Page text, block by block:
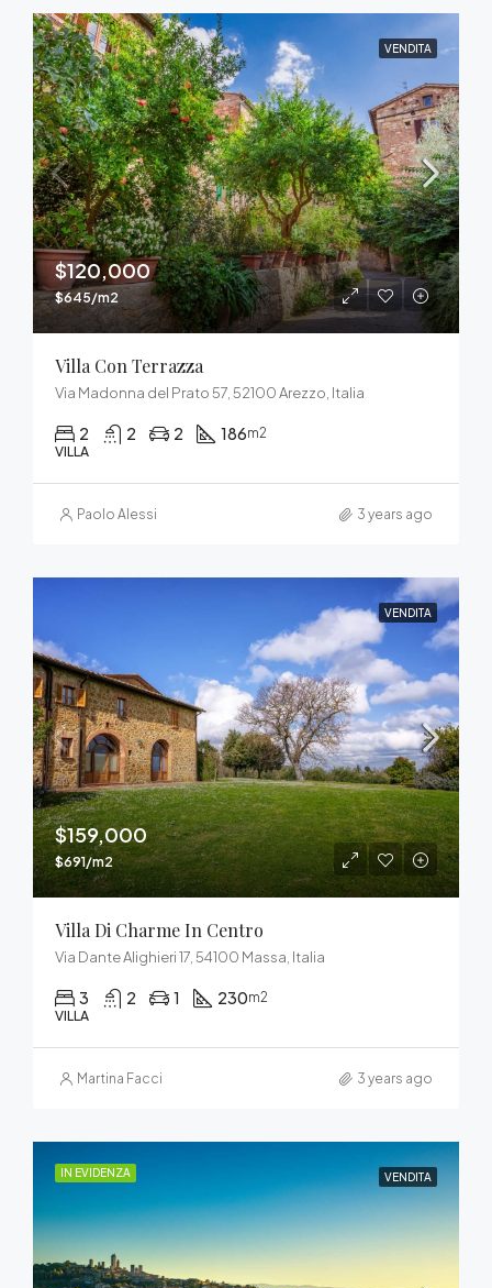
VENDITA
$120,000
$645/m2
Villa Con Terrazza
Via Madonna del Prato 57, 52100 Arezzo, Italia
2 2 2 186m2
VILLA
Paolo Alessi 3 years ago
VENDITA
$159,000
$691/m2
Villa Di Charme In Centro
Via Dante Alighieri 17, 54100 Massa, Italia
3 2 1 230m2
VILLA
Martina Facci 3 years ago
IN EVIDENZA VENDITA